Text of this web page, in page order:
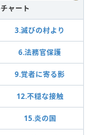
ャート
3.滅びの村より
6.法務官保護
9.覚者に寄る影
12.不穏な接触
15.炎の国